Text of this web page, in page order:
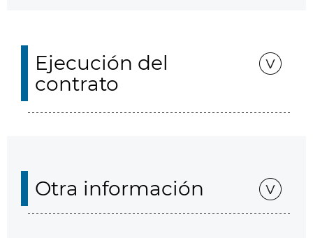
Ejecución del
contrato
Otra información